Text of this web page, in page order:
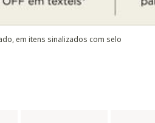
em itens sinalizados com selo